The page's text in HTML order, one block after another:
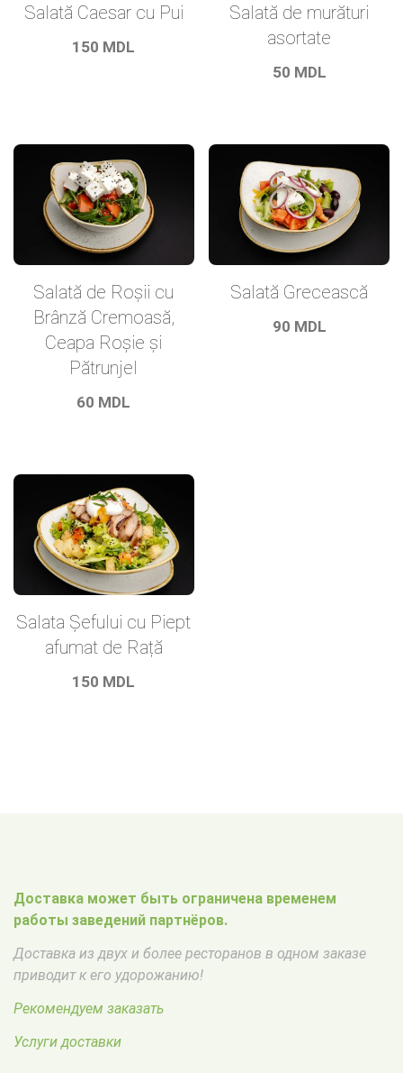
Salată Caesar cu Pui
150 MDL
Salată de murături
asortate
50 MDL
Salată de Roșii cu
Brânză Cremoasă,
Ceapa Roșie și
Pătrunjel
60 MDL
Salată Grecească
90 MDL
Salata Șefului cu Piept
afumat de Rață
150 MDL
Доставка может быть ограничена временем
работы заведений партнёров.
Доставка из двух и более ресторанов в одном заказе
приводит к его удорожанию!
Рекомендуем заказать
Услуги доставки